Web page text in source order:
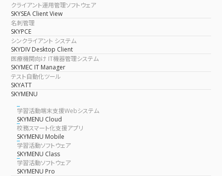
クライアント運用管理ソフトウェア
SKYSEA Client View
名刺管理
SKYPCE
シンクライアント システム
SKYDIV Desktop Client
医療機関向け IT機器管理システム
SKYMEC IT Manager
テスト自動化ツール
SKYATT
SKYMENU
学習活動端末支援Webシステム
SKYMENU Cloud
校務スマート化支援アプリ
SKYMENU Mobile
学習活動ソフトウェア
SKYMENU Class
学習活動ソフトウェア
SKYMENU Pro